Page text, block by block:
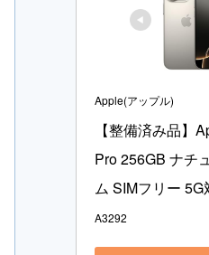
Apple(アップル)
【整備済み品】
Pro 256GB ナチ
ム SIMフリー 5G
A3292